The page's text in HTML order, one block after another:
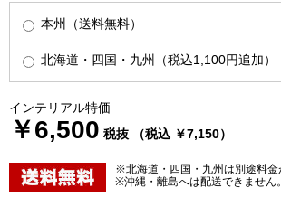
本州（送料無料）
北海道・四国・九州（税込1,100円追加）
インテリアル特価
￥6,500 税抜 （税込 ￥7,150）
※北海道・四国・九州は別途料金
※沖縄・離島へは配送できません。